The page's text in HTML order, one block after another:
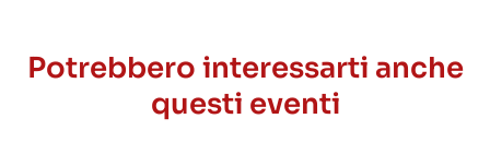
Potrebbero interessarti anche
questi eventi